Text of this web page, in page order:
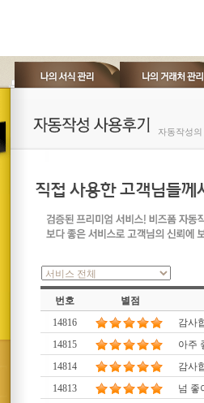
자동작성
번호
별점
14816
감사
14815
아주
14814
감사
14813
넘 좋